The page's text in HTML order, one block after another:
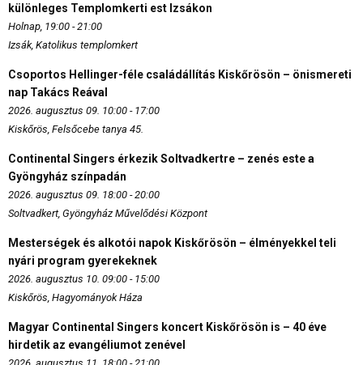
különleges Templomkerti est Izsákon
Holnap, 19:00 - 21:00
Izsák, Katolikus templomkert
Csoportos Hellinger-féle családállítás Kiskőrösön – önismereti
nap Takács Reával
2026. augusztus 09. 10:00 - 17:00
Kiskőrös, Felsőcebe tanya 45.
Continental Singers érkezik Soltvadkertre – zenés este a
Gyöngyház színpadán
2026. augusztus 09. 18:00 - 20:00
Soltvadkert, Gyöngyház Művelődési Központ
Mesterségek és alkotói napok Kiskőrösön – élményekkel teli
nyári program gyerekeknek
2026. augusztus 10. 09:00 - 15:00
Kiskőrös, Hagyományok Háza
Magyar Continental Singers koncert Kiskőrösön is – 40 éve
hirdetik az evangéliumot zenével